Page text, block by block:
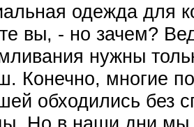
одежда для
вы, - но зачем?
нужны
Конечно, многие
обходились без